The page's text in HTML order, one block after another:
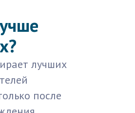
лучших
после